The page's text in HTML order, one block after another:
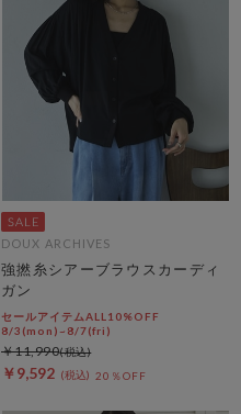
DOUX ARCHIVES
強撚糸シアーブラウスカーディ
ガン
セールアイテムALL10%OFF
8/3(mon)~8/7(fri)
￥9,592 20％OFF
￥11,990